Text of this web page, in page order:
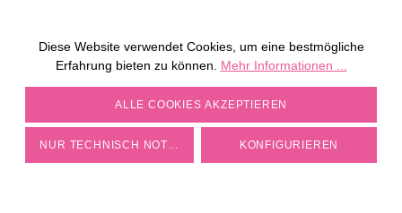
ZU DEN MÜHLEN
Diese Website verwendet Cookies, um eine bestmögliche
Erfahrung bieten zu können. Mehr Informationen ...
COOKIE-EINSTELLUNGEN
ALLE COOKIES AKZEPTIEREN
NUR TECHNISCH NOTWENDIGE KONFIGURIEREN